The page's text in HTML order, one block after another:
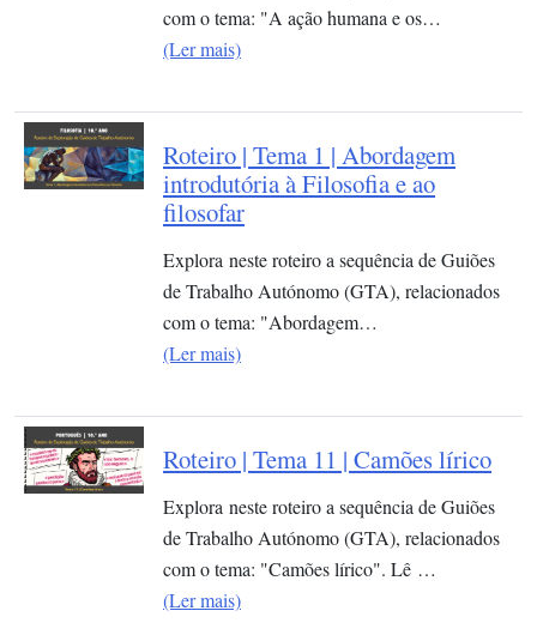
com o tema: "A ação humana e os…
(Ler mais)
Roteiro | Tema 1 | Abordagem
introdutória à Filosofia e ao
filosofar
Explora neste roteiro a sequência de Guiões
de Trabalho Autónomo (GTA), relacionados
com o tema: "Abordagem…
(Ler mais)
Roteiro | Tema 11 | Camões lírico
Explora neste roteiro a sequência de Guiões
de Trabalho Autónomo (GTA), relacionados
com o tema: "Camões lírico". Lê …
(Ler mais)